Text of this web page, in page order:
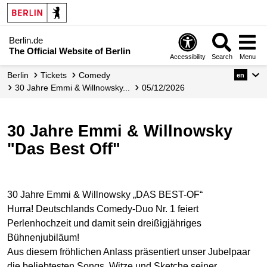
Berlin.de
The Official Website of Berlin
Accessibility Search Menu
Berlin Tickets
Comedy
30 Jahre Emmi & Willnowsky...
05/12/2026
en
30 Jahre Emmi & Willnowsky
"Das Best Off"
30 Jahre Emmi & Willnowsky „DAS BEST-OF“
Hurra! Deutschlands Comedy-Duo Nr. 1 feiert
Perlenhochzeit und damit sein dreißigjähriges
Bühnenjubiläum!
Aus diesem fröhlichen Anlass präsentiert unser Jubelpaar